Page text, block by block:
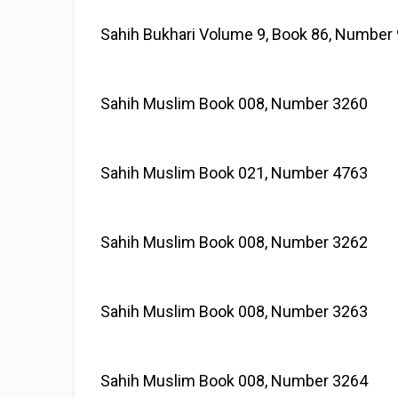
Sahih Bukhari Volume 9, Book 86, Number
Sahih Muslim Book 008, Number 3260
Sahih Muslim Book 021, Number 4763
Sahih Muslim Book 008, Number 3262
Sahih Muslim Book 008, Number 3263
Sahih Muslim Book 008, Number 3264